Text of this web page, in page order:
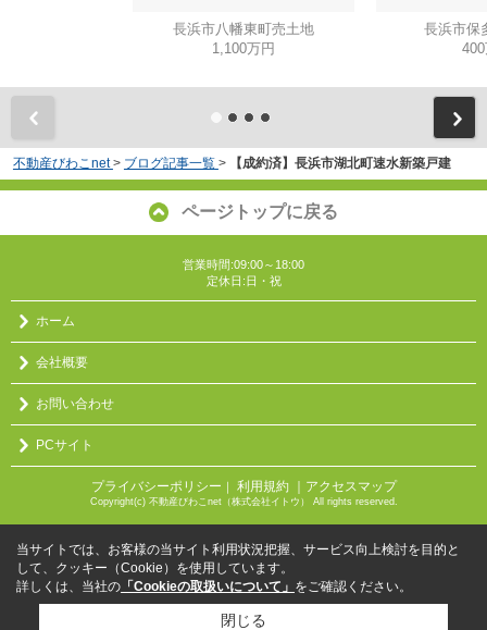
長浜市八幡東町売土地
1,100万円
長浜市保
不動産びわこnet > ブログ記事一覧 > 【成約済】長浜市湖北町速水新築戸建
ページトップに戻る
営業時間:09:00～18:00
定休日:日・祝
ホーム
会社概要
お問い合わせ
PCサイト
プライバシーポリシー ｜ 利用規約 ｜アクセスマップ
Copyright(c) 不動産びわこnet（株式会社イトウ） All rights reserved.
当サイトでは、お客様の当サイト利用状況把握、サービス向上検討を目的と
して、クッキー（Cookie）を使用しています。
詳しくは、当社の 「Cookieの取扱いについて」 をご確認ください。
閉じる